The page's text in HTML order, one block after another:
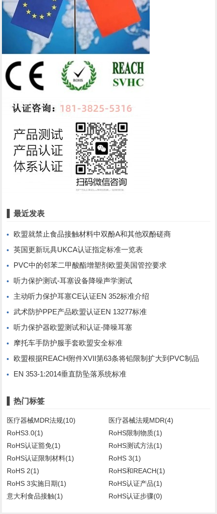
最近发表
欧盟就禁止食品接触材料中双酚A和其他双酚磋商
英国更新玩具UKCA认证指定标准一览表
PVC中的邻苯二甲酸酯增塑剂欧盟美国管控要求
听力保护测试-耳塞设备降噪声学测试
主动听力保护耳塞CE认证EN 352标准介绍
武术防护PPE产品欧盟认证EN 13277标准
听力保护器欧盟测试和认证-降噪耳塞
摩托车手防护服手套欧盟安全标准
欧盟根据REACH附件XVII第63条将铅限制扩大到PVC制品
EN 353-1:2014垂直防坠落系统标准
热门标签
医疗器械MDR法规(10)
医疗器械法规MDR(4)
RoHS3.0(1)
RoHS限制物质(1)
RoHS认证豁免(1)
RoHS测试方法(1)
RoHS认证限制材料(1)
RoHS 3(1)
RoHS 2(1)
RoHS和REACH(1)
RoHS 3实施日期(1)
RoHS认证产品(1)
意大利食品接触(1)
RoHS认证步骤(0)